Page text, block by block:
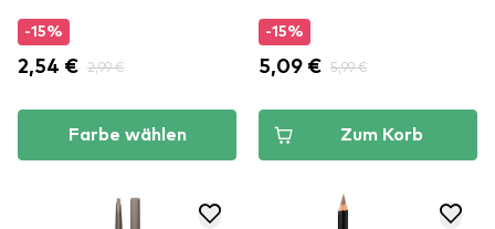
-15%
2,54 € 2,99 €
Farbe wählen
-15%
5,09 € 5,99 €
Zum Korb